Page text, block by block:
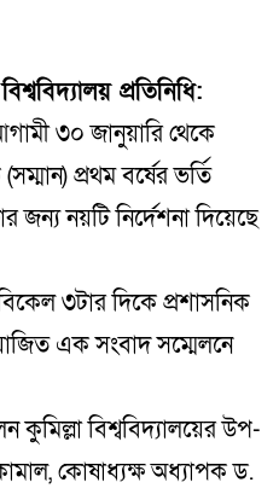
প্রতিনিধি:
৩০ জানুয়ারি থেকে
প্রথম বর্ষের ভর্তি
জন্য নয়টি নির্দেশনা দিয়েছে
৩টার দিকে প্রশাসনিক
এক সংবাদ সম্মেলনে
কুমিল্লা বিশ্ববিদ্যালয়ের উপ-
কোষাধ্যক্ষ অধ্যাপক ড.